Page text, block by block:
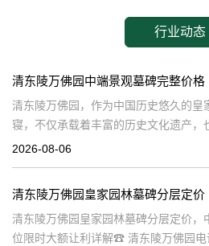
行业动态
清东陵万佛园，作为中国历史悠久的皇
寝，不仅承载着丰富的历史文化遗产，
们缅怀先人、寄托哀思的重要场所。近
清
2026-08-06
清东陵万佛园皇家园林墓碑分层定价，
位限时大额让利详解☎ 清东陵万佛园电